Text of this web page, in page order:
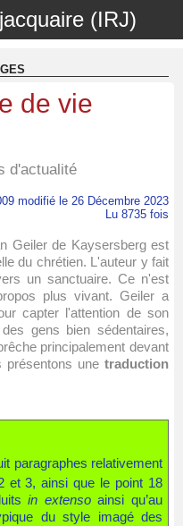
(IRJ)
de vie
d'actualité
modifié le 26 Décembre 2023
Lu 8735 fois
Geiler de Kaysersberg est
du chrétien. L'auteur y fait
un sanctuaire. Ce n'est
plus vivant. Geiler a
capter l'attention de son
gens bien sédentaires,
principalement devant
présentons une traduction
paragraphes relativement
et 3, ainsi que le point 18
in extensoainsi qu’au
du style imagé des